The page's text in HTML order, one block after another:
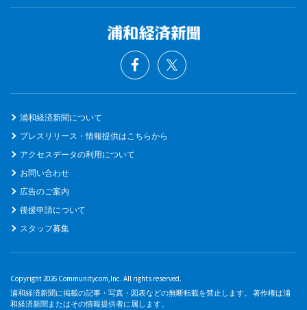
浦和経済新聞について
プレスリリース・情報提供はこちらから
アクセスデータの利用について
お問い合わせ
広告のご案内
後援申請について
スタッフ募集
Copyright 2026 Communitycom,Inc. All rights reserved.
浦和経済新聞に掲載の記事・写真・図表などの無断転載を禁止します。 著作権は浦
和経済新聞またはその情報提供者に属します。